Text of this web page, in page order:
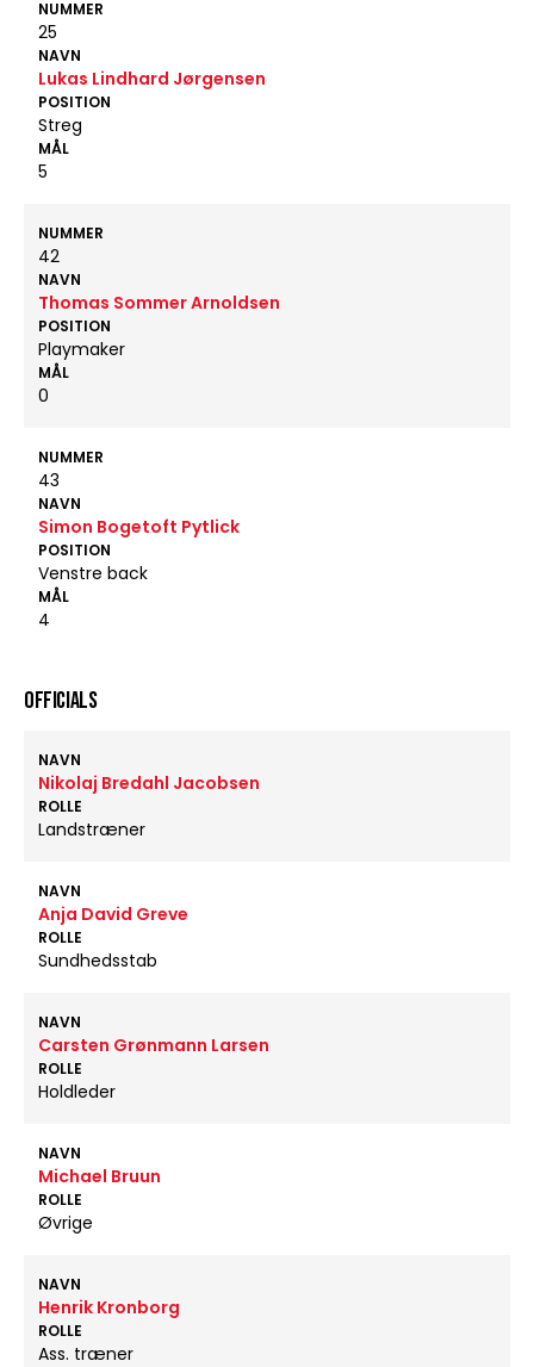
NUMMER
25
NAVN
Lukas Lindhard Jørgensen
POSITION
Streg
MÅL
5
NUMMER
42
NAVN
Thomas Sommer Arnoldsen
POSITION
Playmaker
MÅL
0
NUMMER
43
NAVN
Simon Bogetoft Pytlick
POSITION
Venstre back
MÅL
4
OFFICIALS
NAVN
Nikolaj Bredahl Jacobsen
ROLLE
Landstræner
NAVN
Anja David Greve
ROLLE
Sundhedsstab
NAVN
Carsten Grønmann Larsen
ROLLE
Holdleder
NAVN
Michael Bruun
ROLLE
Øvrige
NAVN
Henrik Kronborg
ROLLE
Ass. træner